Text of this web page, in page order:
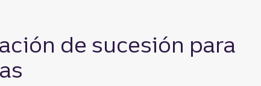
de sucesión para